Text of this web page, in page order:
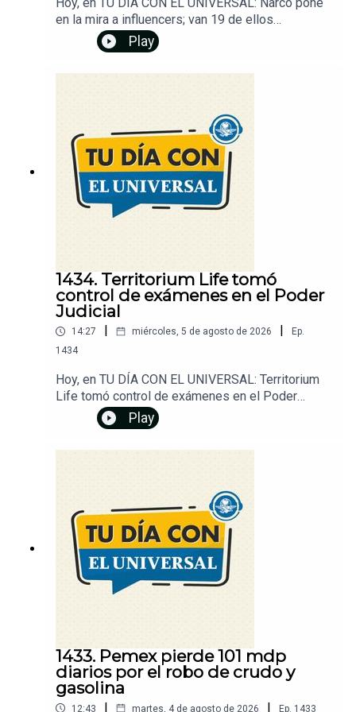
Hoy, en TU DÍA CON EL UNIVERSAL: Narco pone
en la mira a influencers; van 19 de ellos
asesinados. EU ofrece recompensas millonarias
por líderes del CJNG. Trump convierte sus
mensajes en un negocio. Tras protestas, CDMX
Además, descubre cómo recuperar tu número de
celular si no lo registraste. Dale play y...
¡Entérate!Un podcast de EL UNIVERSAL
Play
1434. Territorium Life tomó
control de exámenes en el Poder
Judicial
14:27 miércoles, 5 de agosto de 2026
Ep.
1434
Hoy, en TU DÍA CON EL UNIVERSAL: Territorium
Life tomó control de exámenes en el Poder
Judicial. Examen de control de la UNAM se
realizará del 12 al 19 de agosto. Asegura la FGR
cuatro centros de procesamiento de huachicol. EU
Argentina. Obras en 3 líneas del Cablebús tienen
20% de avance. Además, ¿cuál es la mejor hora
para conducir en carretera? Dale play y...
¡Entérate!Un podcast de EL UNIVERSAL
Play
1433. Pemex pierde 101 mdp
diarios por el robo de crudo y
gasolina
12:43 | martes, 4 de agosto de 2026 | Ep. 1433